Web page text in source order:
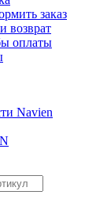
заказ
возврат
оплаты
Navien